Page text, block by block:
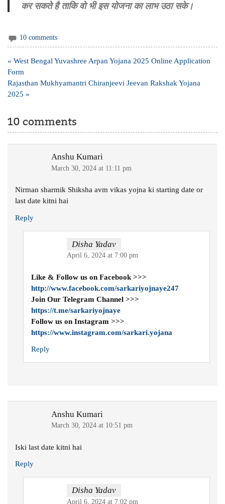
कर सकते है ताकि वो भी इस योजना का लाभ उठा सके।
10 comments
Post
navigation
« West Bengal Yuvashree Arpan Yojana 2025 Online Application
Form
Rajasthan Mukhyamantri Chiranjeevi Jeevan Rakshak Yojana
2025 »
10 comments
Anshu Kumari
March 30, 2024 at 11:11 pm
Nirman sharmik Shiksha avm vikas yojna ki starting date or
last date kitni hai
Reply
Disha Yadav
April 6, 2024 at 7:00 pm
Like & Follow us on Facebook >>>
http://www.facebook.com/sarkariyojnaye247
Join Our Telegram Channel >>>
https://t.me/sarkariyojnaye
Follow us on Instagram >>>
https://www.instagram.com/sarkari.yojana
Reply
Anshu Kumari
March 30, 2024 at 10:51 pm
Iski last date kitni hai
Reply
Disha Yadav
April 6, 2024 at 7:02 pm